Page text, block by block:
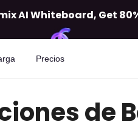
AI Whiteboard, Get
Precios
de